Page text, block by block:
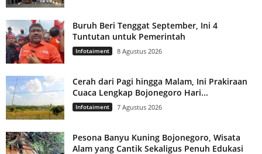
Buruh Beri Tenggat September, Ini 4
Tuntutan untuk Pemerintah
Infotaiment 8 Agustus 2026
Cerah dari Pagi hingga Malam, Ini Prakiraan
Cuaca Lengkap Bojonegoro Hari...
Infotaiment 7 Agustus 2026
Pesona Banyu Kuning Bojonegoro, Wisata
Alam yang Cantik Sekaligus Penuh Edukasi